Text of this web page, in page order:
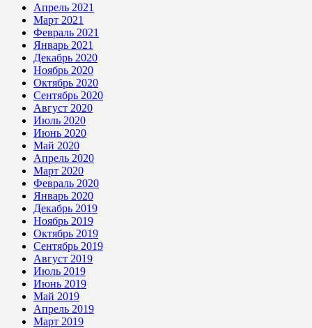
Апрель 2021
Март 2021
Февраль 2021
Январь 2021
Декабрь 2020
Ноябрь 2020
Октябрь 2020
Сентябрь 2020
Август 2020
Июль 2020
Июнь 2020
Май 2020
Апрель 2020
Март 2020
Февраль 2020
Январь 2020
Декабрь 2019
Ноябрь 2019
Октябрь 2019
Сентябрь 2019
Август 2019
Июль 2019
Июнь 2019
Май 2019
Апрель 2019
Март 2019